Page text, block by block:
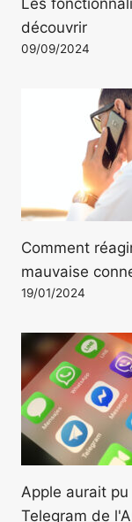
découvrir
09/09/2024
Comment
mauvaise
19/01/2024
Apple aurait
Telegram de